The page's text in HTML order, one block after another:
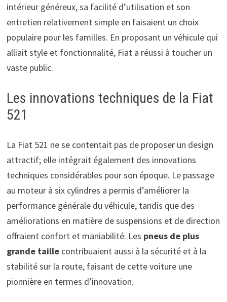
intérieur généreux, sa facilité d’utilisation et son
entretien relativement simple en faisaient un choix
populaire pour les familles. En proposant un véhicule qui
alliait style et fonctionnalité, Fiat a réussi à toucher un
vaste public.
Les innovations techniques de la Fiat
521
La Fiat 521 ne se contentait pas de proposer un design
attractif; elle intégrait également des innovations
techniques considérables pour son époque. Le passage
au moteur à six cylindres a permis d’améliorer la
performance générale du véhicule, tandis que des
améliorations en matière de suspensions et de direction
offraient confort et maniabilité. Les pneus de plus
grande taillecontribuaient aussi à la sécurité et à la
stabilité sur la route, faisant de cette voiture une
pionnière en termes d’innovation.